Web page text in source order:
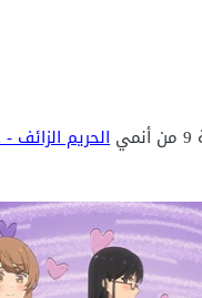
الحريم الزائف - Giji Harem